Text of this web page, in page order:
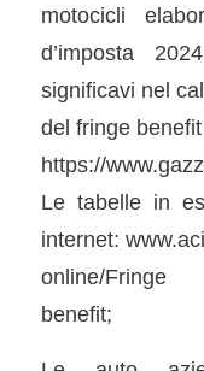
motocicli
d’imposta
significavi nel
del fringe
https://
Le tabelle in
internet:
online/Fringe
benefit;